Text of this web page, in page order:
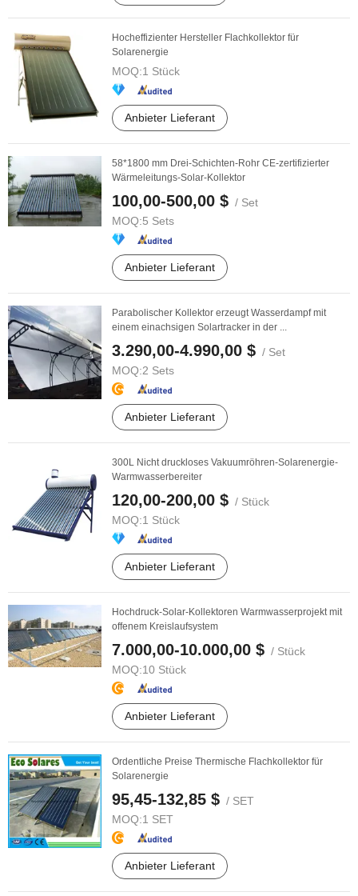
Hocheffizienter Hersteller Flachkollektor für
Solarenergie
MOQ:1 Stück
Anbieter Lieferant
58*1800 mm Drei-Schichten-Rohr CE-zertifizierter
Wärmeleitungs-Solar-Kollektor
100,00-500,00 $ / Set
MOQ:5 Sets
Anbieter Lieferant
Parabolischer Kollektor erzeugt Wasserdampf mit
einem einachsigen Solartracker in der ...
3.290,00-4.990,00 $ / Set
MOQ:2 Sets
Anbieter Lieferant
300L Nicht druckloses Vakuumröhren-Solarenergie-
Warmwasserbereiter
120,00-200,00 $ / Stück
MOQ:1 Stück
Anbieter Lieferant
Hochdruck-Solar-Kollektoren Warmwasserprojekt mit
offenem Kreislaufsystem
7.000,00-10.000,00 $ / Stück
MOQ:10 Stück
Anbieter Lieferant
Ordentliche Preise Thermische Flachkollektor für
Solarenergie
95,45-132,85 $ / SET
MOQ:1 SET
Anbieter Lieferant